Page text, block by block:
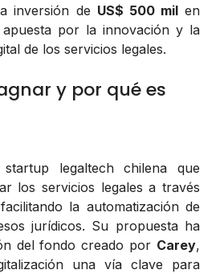
inversión de US$ 500 milen
por la innovación y la
de los servicios legales.
y por qué es
legaltech chilena que
los servicios legales a través
la automatización de
jurídicos. Su propuesta ha
del fondo creado por Carey,
una vía clave para